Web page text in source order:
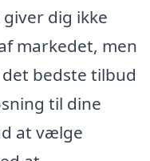
dig ikke
markedet, men
bedste tilbud
til dine
at vælge